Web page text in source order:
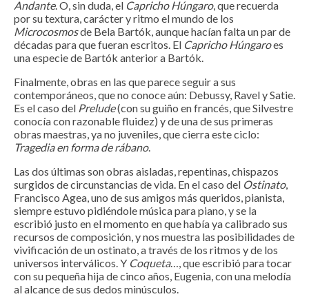
Andante. O, sin duda, el Capricho Húngaro, que recuerda
por su textura, carácter y ritmo el mundo de los
Microcosmosde Bela Bartók, aunque hacían falta un par de
décadas para que fueran escritos. El Capricho Húngaroes
una especie de Bartók anterior a Bartók.
Finalmente, obras en las que parece seguir a sus
contemporáneos, que no conoce aún: Debussy, Ravel y Satie.
Es el caso del Prelude(con su guiño en francés, que Silvestre
conocía con razonable fluidez) y de una de sus primeras
obras maestras, ya no juveniles, que cierra este ciclo:
Tragedia en forma de rábano.
Las dos últimas son obras aisladas, repentinas, chispazos
surgidos de circunstancias de vida. En el caso del Ostinato,
Francisco Agea, uno de sus amigos más queridos, pianista,
siempre estuvo pidiéndole música para piano, y se la
escribió justo en el momento en que había ya calibrado sus
recursos de composición, y nos muestra las posibilidades de
vivificación de un ostinato, a través de los ritmos y de los
universos interválicos. Y Coqueta…, que escribió para tocar
con su pequeña hija de cinco años, Eugenia, con una melodía
al alcance de sus dedos minúsculos.